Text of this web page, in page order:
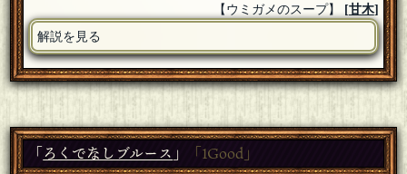
【ウミガメのスープ】 [甘木]
解説を見る
「ろくでなしブルース 」 「1Good」